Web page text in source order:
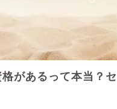
があるって本当？セ